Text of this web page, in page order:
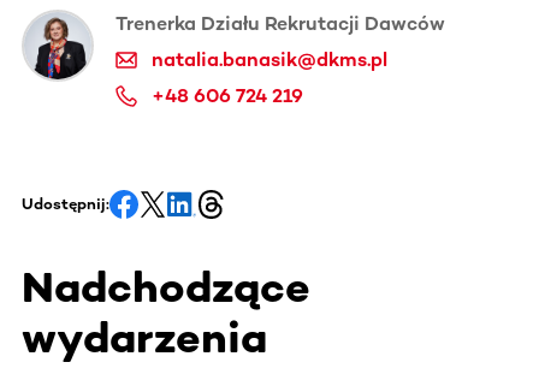
Trenerka Działu Rekrutacji Dawców
natalia.banasik@dkms.pl
+48 606 724 219
Udostępnij:
Nadchodzące
wydarzenia